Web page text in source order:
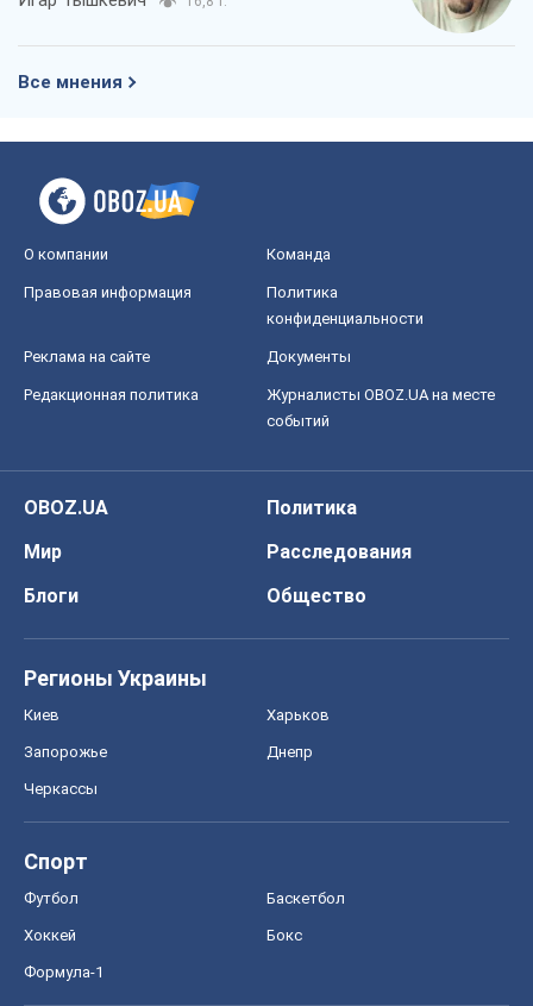
Все мнения
О компании Команда
Правовая информация
Политика
конфиденциальности
Реклама на сайте Документы
Редакционная политика
Журналисты OBOZ.UA на месте
событий
OBOZ.UA
Политика
Мир
Расследования
Блоги
Общество
Регионы Украины
Киев Харьков
Запорожье Днепр
Черкассы
Спорт
Футбол Баскетбол
Хоккей Бокс
Формула-1